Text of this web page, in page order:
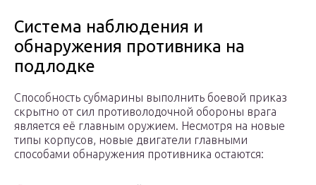
Система наблюдения и
обнаружения противника на
подлодке
Способность субмарины выполнить боевой приказ
скрытно от сил противолодочной обороны врага
является её главным оружием. Несмотря на новые
типы корпусов, новые двигатели главными
способами обнаружения противника остаются: